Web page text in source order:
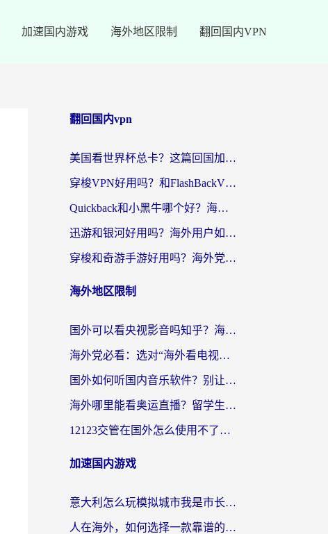
加速国内游戏 海外地区限制 翻回国内VPN
翻回国内vpn
美国看世界杯总卡？这篇回国加速器指南帮你无缝刷国内资源（附苹果手机VPN设置步骤）
穿梭VPN好用吗？和FlashBackVPN对比哪个回国效果更好？
Quickback和小黑牛哪个好？海外党亲测指南，选对回国加速器秒回国内
迅游和银河好用吗？海外用户如何选择回国加速器实现无缝访问国内资源
穿梭和奇游手游好用吗？海外党亲测3款回国加速器，附蜜蜂加速器七天试用攻略
海外地区限制
国外可以看央视影音吗知乎？海外党亲测有效的回国加速方案
海外党必看：选对“海外看电视剧软件”，再也不用愁国内剧刷不了
国外如何听国内音乐软件？别让地域限制，断了你的中文歌单
海外哪里能看奥运直播？留学生&海外华人必看的体育赛事观赛终极指南
12123交管在国外怎么使用不了？海外华人必看的无缝访问国内资源指南
加速国内游戏
意大利怎么玩模拟城市我是市长？海外党国服游戏加速终极攻略（附三国3量子特攻解决办法）
人在海外，如何选择一款靠谱的玩剑灵2加速器？